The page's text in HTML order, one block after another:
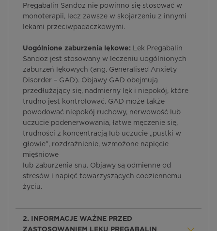
Pregabalin Sandoz nie powinno się stosować w
monoterapii, lecz zawsze w skojarzeniu z innymi
lekami przeciwpadaczkowymi.
Uogólnione zaburzenia lękowe: Lek Pregabalin
Sandoz jest stosowany w leczeniu uogólnionych
zaburzeń lękowych (ang. Generalised Anxiety
Disorder – GAD). Objawy GAD obejmują
przedłużający się, nadmierny lęk i niepokój, które
trudno jest kontrolować. GAD może także
powodować niepokój ruchowy, nerwowość lub
uczucie podenerwowania, łatwe męczenie się,
trudności z koncentracją lub uczucie „pustki w
głowie”, rozdrażnienie, wzmożone napięcie
mięśniowe
lub zaburzenia snu. Objawy są odmienne od
stresów i napięć towarzyszących codziennemu
życiu.
2. INFORMACJE WAŻNE PRZED
ZASTOSOWANIEM LEKU PREGABALIN